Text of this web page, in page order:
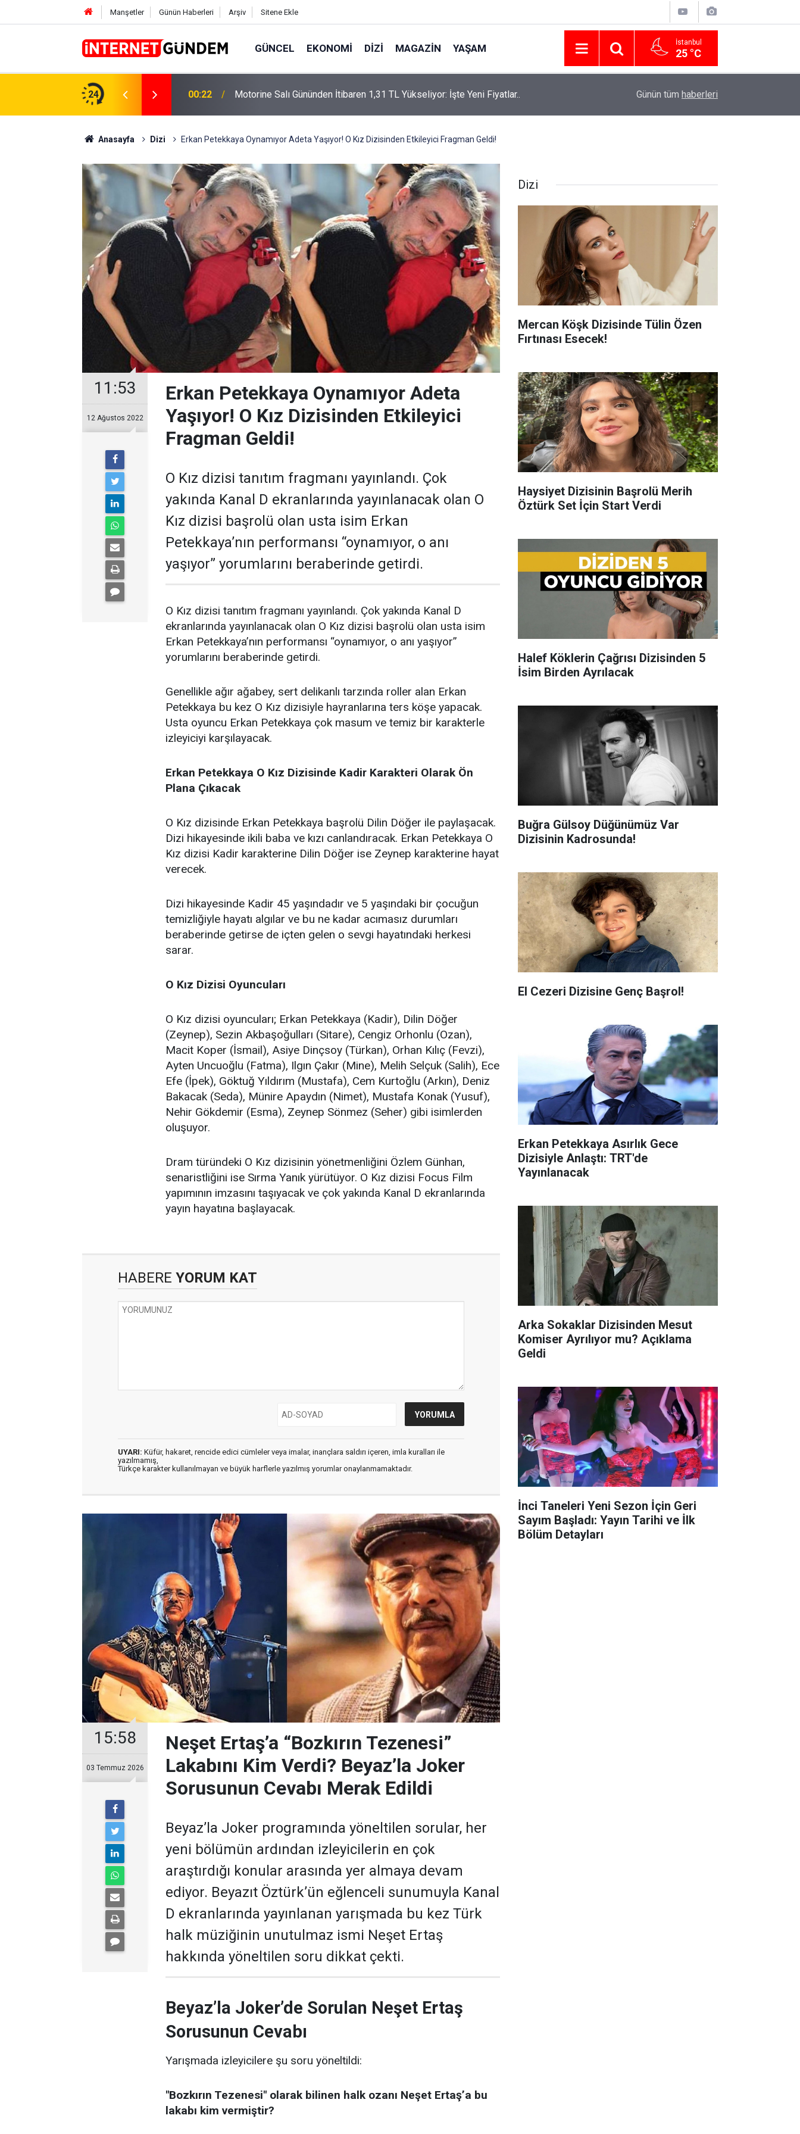
Manşetler Günün Haberleri Arşiv Sitene Ekle
GÜNCEL EKONOMI DIZI MAGAZIN YAŞAM İstanbul
25 °C
24
TL Yükseliyor: İşte Yeni Fiyatlar.. 15:58
Neşet Ertaş’a “Bozkırın Tezenesi” Lakabını Kim Verdi? Beyaz’la Joker
Sorusunun Cevabı Merak Edildi
Günün tüm haberleri
Anasayfa Dizi Erkan Petekkaya Oynamıyor Adeta Yaşıyor! O Kız Dizisinden Etkileyici Fragman Geldi!
11:53
12 Ağustos 2022
Erkan Petekkaya Oynamıyor Adeta
Yaşıyor! O Kız Dizisinden Etkileyici
Fragman Geldi!
O Kız dizisi tanıtım fragmanı yayınlandı. Çok
yakında Kanal D ekranlarında yayınlanacak olan O
Kız dizisi başrolü olan usta isim Erkan
Petekkaya’nın performansı “oynamıyor, o anı
yaşıyor” yorumlarını beraberinde getirdi.
O Kız dizisi tanıtım fragmanı yayınlandı. Çok yakında Kanal D
ekranlarında yayınlanacak olan O Kız dizisi başrolü olan usta isim
Erkan Petekkaya’nın performansı “oynamıyor, o anı yaşıyor”
yorumlarını beraberinde getirdi.
Genellikle ağır ağabey, sert delikanlı tarzında roller alan Erkan
Petekkaya bu kez O Kız dizisiyle hayranlarına ters köşe yapacak.
Usta oyuncu Erkan Petekkaya çok masum ve temiz bir karakterle
izleyiciyi karşılayacak.
Erkan Petekkaya O Kız Dizisinde Kadir Karakteri Olarak Ön
Plana Çıkacak
O Kız dizisinde Erkan Petekkaya başrolü Dilin Döğer ile paylaşacak.
Dizi hikayesinde ikili baba ve kızı canlandıracak. Erkan Petekkaya O
Kız dizisi Kadir karakterine Dilin Döğer ise Zeynep karakterine hayat
verecek.
Dizi hikayesinde Kadir 45 yaşındadır ve 5 yaşındaki bir çocuğun
temizliğiyle hayatı algılar ve bu ne kadar acımasız durumları
beraberinde getirse de içten gelen o sevgi hayatındaki herkesi
sarar.
O Kız Dizisi Oyuncuları
O Kız dizisi oyuncuları; Erkan Petekkaya (Kadir), Dilin Döğer
(Zeynep), Sezin Akbaşoğulları (Sitare), Cengiz Orhonlu (Ozan),
Macit Koper (İsmail), Asiye Dinçsoy (Türkan), Orhan Kılıç (Fevzi),
Ayten Uncuoğlu (Fatma), Ilgın Çakır (Mine), Melih Selçuk (Salih), Ece
Efe (İpek), Göktuğ Yıldırım (Mustafa), Cem Kurtoğlu (Arkın), Deniz
Bakacak (Seda), Münire Apaydın (Nimet), Mustafa Konak (Yusuf),
Nehir Gökdemir (Esma), Zeynep Sönmez (Seher) gibi isimlerden
oluşuyor.
Dram türündeki O Kız dizisinin yönetmenliğini Özlem Günhan,
senaristliğini ise Sırma Yanık yürütüyor. O Kız dizisi Focus Film
yapımının imzasını taşıyacak ve çok yakında Kanal D ekranlarında
yayın hayatına başlayacak.
HABERE YORUM KAT
UYARI: Küfür, hakaret, rencide edici cümleler veya imalar, inançlara saldırı içeren, imla kuralları ile
yazılmamış,
Türkçe karakter kullanılmayan ve büyük harflerle yazılmış yorumlar onaylanmamaktadır.
15:58
03 Temmuz 2026
Neşet Ertaş’a “Bozkırın Tezenesi”
Lakabını Kim Verdi? Beyaz’la Joker
Sorusunun Cevabı Merak Edildi
Beyaz’la Joker programında yöneltilen sorular, her
yeni bölümün ardından izleyicilerin en çok
araştırdığı konular arasında yer almaya devam
ediyor. Beyazıt Öztürk’ün eğlenceli sunumuyla Kanal
D ekranlarında yayınlanan yarışmada bu kez Türk
halk müziğinin unutulmaz ismi Neşet Ertaş
hakkında yöneltilen soru dikkat çekti.
Beyaz’la Joker’de Sorulan Neşet Ertaş
Sorusunun Cevabı
Yarışmada izleyicilere şu soru yöneltildi:
"Bozkırın Tezenesi" olarak bilinen halk ozanı Neşet Ertaş’a bu
lakabı kim vermiştir?
Dizi
Mercan Köşk Dizisinde Tülin Özen
Fırtınası Esecek!
Haysiyet Dizisinin Başrolü Merih
Öztürk Set İçin Start Verdi
Halef Köklerin Çağrısı Dizisinden 5
İsim Birden Ayrılacak
Buğra Gülsoy Düğünümüz Var
Dizisinin Kadrosunda!
El Cezeri Dizisine Genç Başrol!
Erkan Petekkaya Asırlık Gece
Dizisiyle Anlaştı: TRT'de
Yayınlanacak
Arka Sokaklar Dizisinden Mesut
Komiser Ayrılıyor mu? Açıklama
Geldi
İnci Taneleri Yeni Sezon İçin Geri
Sayım Başladı: Yayın Tarihi ve İlk
Bölüm Detayları